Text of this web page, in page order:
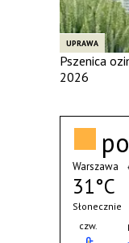
UPRAWA
Pszenica
2026
Warszawa
31°C
Słonecznie
czw.